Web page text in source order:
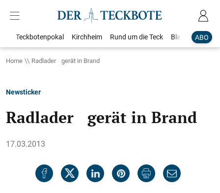
ABO
Teckbotenpokal Kirchheim Rund um die Teck Blaulicht
Home Radlader gerät in Brand
Newsticker
Radlader gerät in Brand
17.03.2013